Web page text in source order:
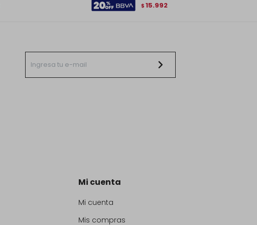
$ 15.992
Mi cuenta
Mi cuenta
Mis compras